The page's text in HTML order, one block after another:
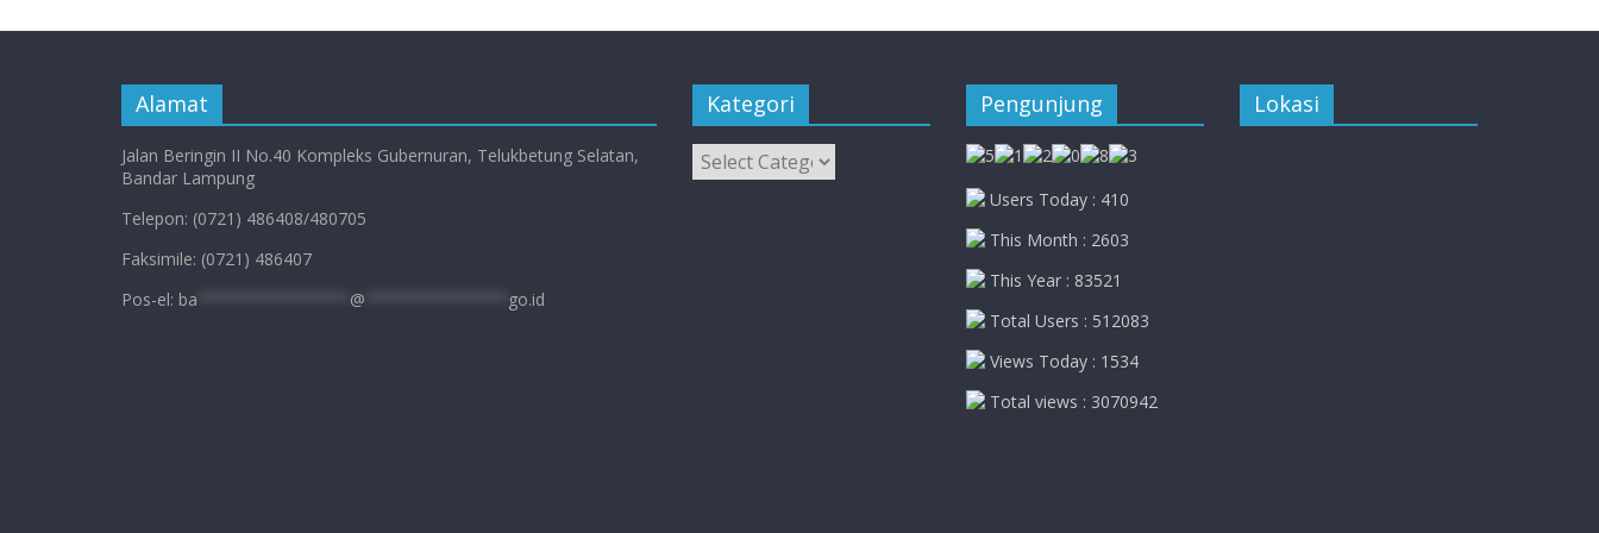
Alamat
Jalan Beringin II No.40 Kompleks Gubernuran, Telukbetung Selatan,
Bandar Lampung
Telepon: (0721) 486408/480705
Faksimile: (0721) 486407
Pos-el: ba @ go.id
Kategori
Kategori
Pengunjung
Users Today : 410
This Month : 2603
This Year : 83521
Total Users : 512083
Views Today : 1534
Total views : 3070942
Lokasi